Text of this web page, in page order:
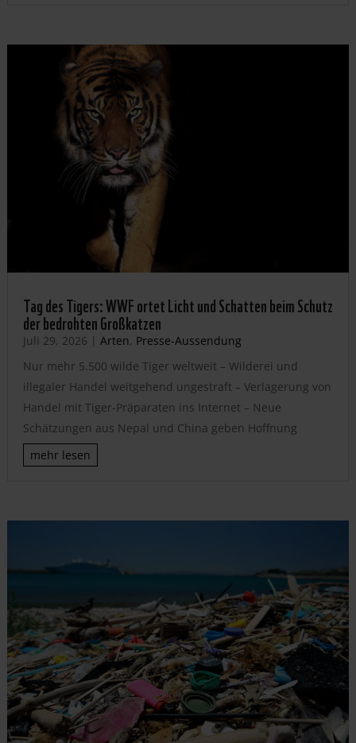
Tag des Tigers: WWF ortet Licht und Schatten beim Schutz
der bedrohten Großkatzen
Juli 29, 2026 | Arten, Presse-Aussendung
Nur mehr 5.500 wilde Tiger weltweit – Wilderei und
illegaler Handel weitgehend ungestraft – Verlagerung von
Handel mit Tiger-Präparaten ins Internet – Neue
Schätzungen aus Nepal und China geben Hoffnung
mehr lesen